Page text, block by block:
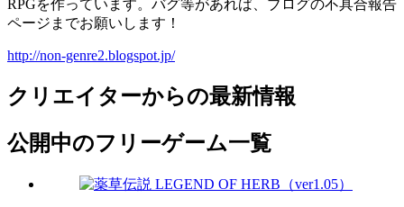
RPGを作っています。バグ等があれば、ブログの不具合報告
ページまでお願いします！
http://non-genre2.blogspot.jp/
クリエイターからの最新情報
公開中のフリーゲーム一覧